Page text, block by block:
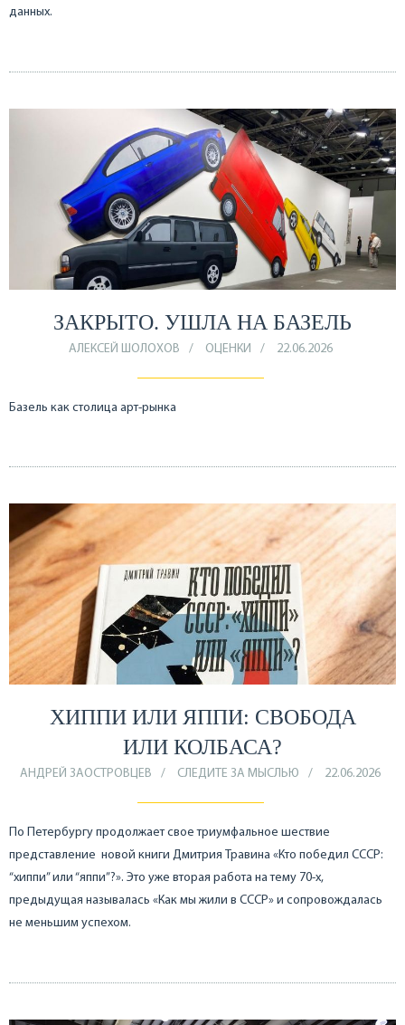
данных.
ЗАКРЫТО. УШЛА НА БАЗЕЛЬ
АЛЕКСЕЙ ШОЛОХОВ ОЦЕНКИ 22.06.2026
Базель как столица арт-рынка
ХИППИ ИЛИ ЯППИ: СВОБОДА
ИЛИ КОЛБАСА?
АНДРЕЙ ЗАОСТРОВЦЕВ СЛЕДИТЕ ЗА МЫСЛЬЮ 22.06.2026
По Петербургу продолжает свое триумфальное шествие
представление новой книги Дмитрия Травина «Кто победил СССР:
“хиппи” или “яппи”?». Это уже вторая работа на тему 70-х,
предыдущая называлась «Как мы жили в СССР» и сопровождалась
не меньшим успехом.